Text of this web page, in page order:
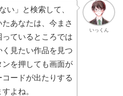
いっくん
い」と検索して、
あなたは、今まさ
ているところでは
見たい作品を見つ
を押しても画面が
ードが出たりする
よね。